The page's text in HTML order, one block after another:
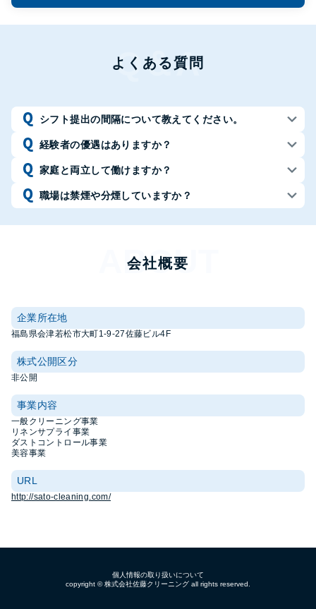
よくある質問
シフト提出の間隔について教えてください。
経験者の優遇はありますか？
家庭と両立して働けますか？
職場は禁煙や分煙していますか？
会社概要
企業所在地
福島県会津若松市大町1-9-27佐藤ビル4F
株式公開区分
非公開
事業内容
一般クリーニング事業
リネンサプライ事業
ダストコントロール事業
美容事業
URL
http://sato-cleaning.com/
個人情報の取り扱いについて
copyright ©株式会社佐藤クリーニング all rights reserved.